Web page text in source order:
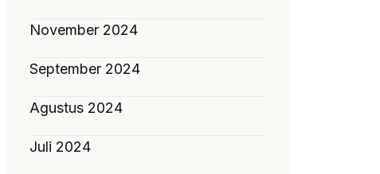
November 2024
September 2024
Agustus 2024
Juli 2024